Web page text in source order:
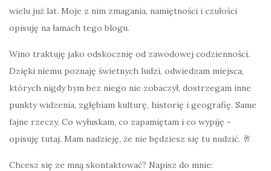
wielu już lat. Moje z nim zmagania, namiętności i czułości
opisuję na łamach tego blogu.
Wino traktuję jako odskocznię od zawodowej codzienności.
Dzięki niemu poznaję świetnych ludzi, odwiedzam miejsca,
których nigdy bym bez niego nie zobaczył, dostrzegam inne
punkty widzenia, zgłębiam kulturę, historię i geografię. Same
fajne rzeczy. Co wyłuskam, co zapamiętam i co wypiję -
opisuję tutaj. Mam nadzieję, że nie będziesz się tu nudzić. 🥂
Chcesz się ze mną skontaktować? Napisz do mnie: